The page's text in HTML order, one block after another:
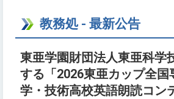
教務処 - 最新公告
東亜学園財団法人東亜科学
する「2026東亜カップ全国
学・技術高校英語朗読コン